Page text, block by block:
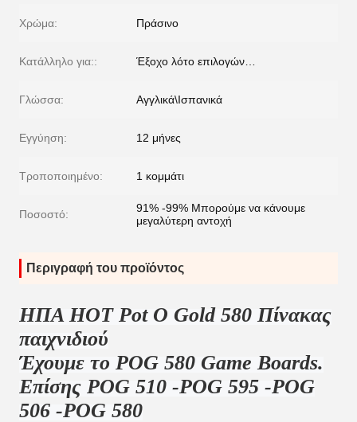
Χρώμα: Πράσινο
Κατάλληλο για:: Έξοχο λότο επιλογών…
Γλώσσα: Αγγλικά\Ισπανικά
Εγγύηση: 12 μήνες
Τροποποιημένο: 1 κομμάτι
Ποσοστό:
91% -99% Μπορούμε να κάνουμε
μεγαλύτερη αντοχή
Περιγραφή του προϊόντος
ΗΠΑ HOT Pot O Gold 580 Πίνακας
παιχνιδιού
Έχουμε το POG 580 Game Boards.
Επίσης POG 510 -POG 595 -POG
506 -POG 580